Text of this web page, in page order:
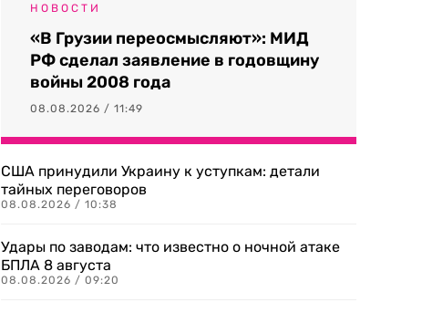
НОВОСТИ
«В Грузии переосмысляют»: МИД
РФ сделал заявление в годовщину
войны 2008 года
08.08.2026 / 11:49
США принудили Украину к уступкам: детали
тайных переговоров
08.08.2026 / 10:38
Удары по заводам: что известно о ночной атаке
БПЛА 8 августа
08.08.2026 / 09:20